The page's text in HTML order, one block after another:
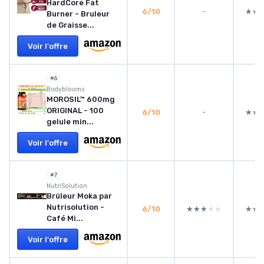
HardCore Fat
Burner - Bruleur
de Graisse...
Voir l'offre
6/10 -
#6
Bodyblooms
MOROSIL™ 600mg
ORIGINAL - 100
gelule min...
Voir l'offre
6/10 -
#7
NutriSolution
Brûleur Moka par
Nutrisolution -
Café Mi...
Voir l'offre
6/10 ★★★★★
★★★★★